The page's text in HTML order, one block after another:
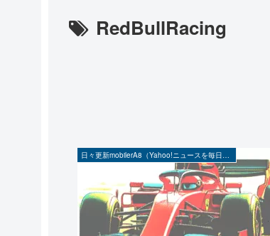
RedBullRacing
日々更新mobilerA8（Yahoo!ニュースを毎日ウォッチ）